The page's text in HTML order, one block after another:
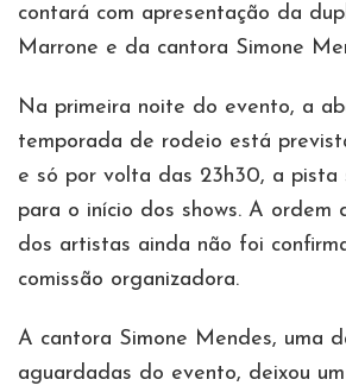
contará com apresentação da
Marrone e da cantora Simone
Na primeira noite do evento, a
temporada de rodeio está
e só por volta das 23h30, a pista
para o início dos shows. A ordem
dos artistas ainda não foi
comissão organizadora.
A cantora Simone Mendes, uma
aguardadas do evento, deixou